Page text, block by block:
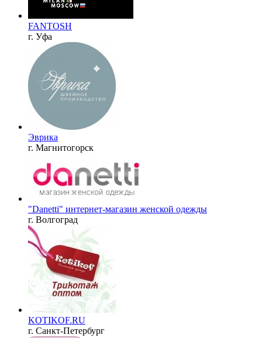
FANTOSH
г. Уфа
Эврика
г. Магнитогорск
"Danetti" интернет-магазин женской одежды
г. Волгоград
KOTIKOF.RU
г. Санкт-Петербург